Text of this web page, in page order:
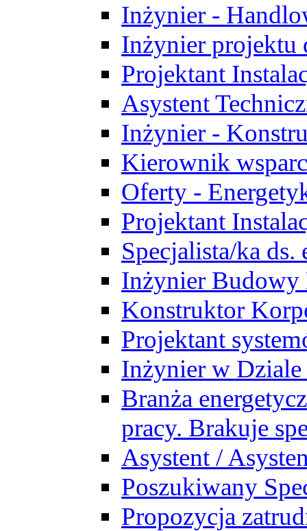
Inżynier -
Inżynier projektu
Projektant
Asystent
Inżynier -
Kierownik
Oferty -
Projektant
Specjalista/ka
Inżynier
Konstruktor
Projektant
Inżynier w
Branża
pracy. Brakuje
Asystent /
Poszukiwany
Propozycja